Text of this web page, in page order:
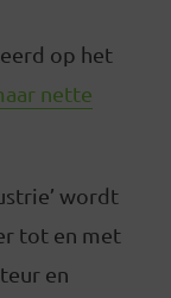
op het
nette
wordt
tot en met
en